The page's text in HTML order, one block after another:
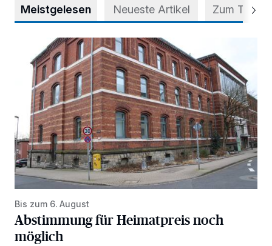
Meistgelesen Neueste Artikel Zum Thema
Abstimmung für Heimatpreis noch möglich
Bis zum 6. August
Abstimmung für Heimatpreis noch
möglich